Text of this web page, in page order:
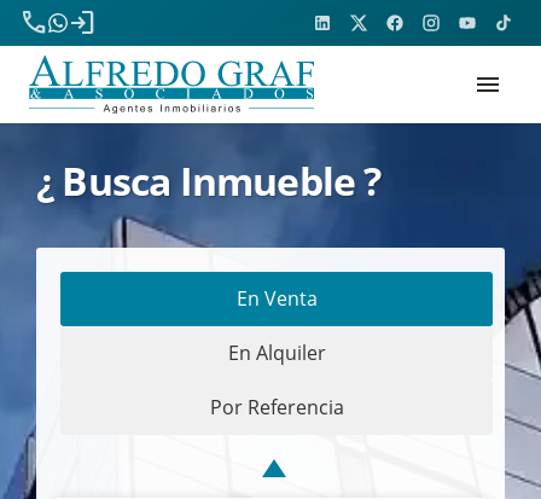
phone
login
menu
¿ Busca Inmueble ?
En Venta
En Alquiler
Por Referencia